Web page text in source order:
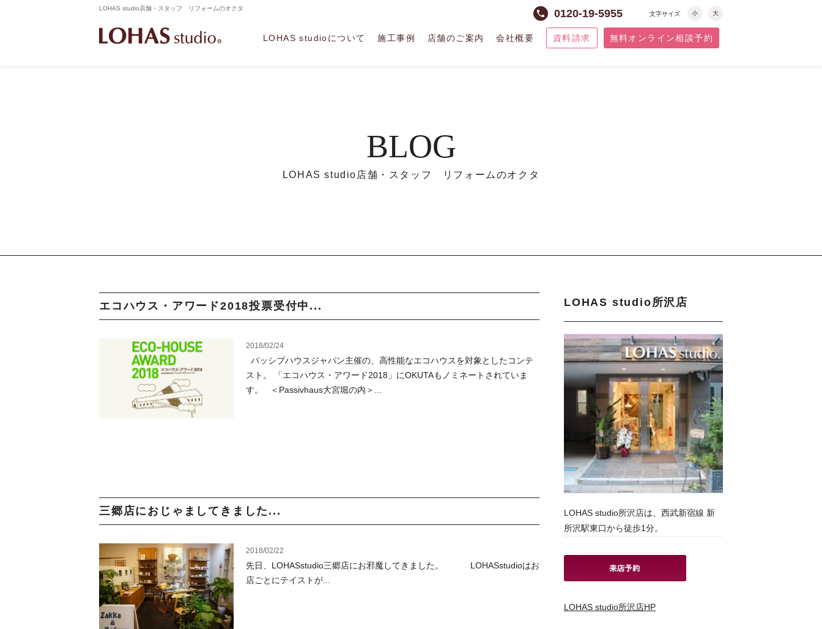
LOHAS studio店舗・スタッフ リフォームのオクタ
phone 0120-19-5955 文字サイズ 小 大
LOHAS studioについて 施工事例 店舗のご案内 会社概要 資料請求 無料オンライン相談予約
BLOG
LOHAS studio店舗・スタッフ リフォームのオクタ
エコハウス・アワード2018投票受付中...
2018/02/24
パッシブハウスジャパン主催の、高性能なエコハウスを対象としたコンテ
スト。 「エコハウス・アワード2018」にOKUTAもノミネートされていま
す。 ＜Passivhaus大宮堀の内＞...
三郷店におじゃましてきました...
2018/02/22
先日、LOHASstudio三郷店にお邪魔してきました。 LOHASstudioはお
店ごとにテイストが...
LOHAS studio所沢店
LOHAS studio所沢店は、西武新宿線 新
所沢駅東口から徒歩1分。
LOHAS studio所沢店HP